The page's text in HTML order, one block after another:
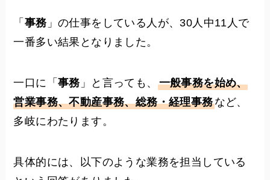
「 事務 」の仕事をしている人が、30人中11人で
一番多い結果となりました。
一口に「事務 」と言っても、 一般事務を始め、
営業事務、不動産事務、総務・経理事務など、
多岐にわたります。
具体的には、以下のような業務を担当している